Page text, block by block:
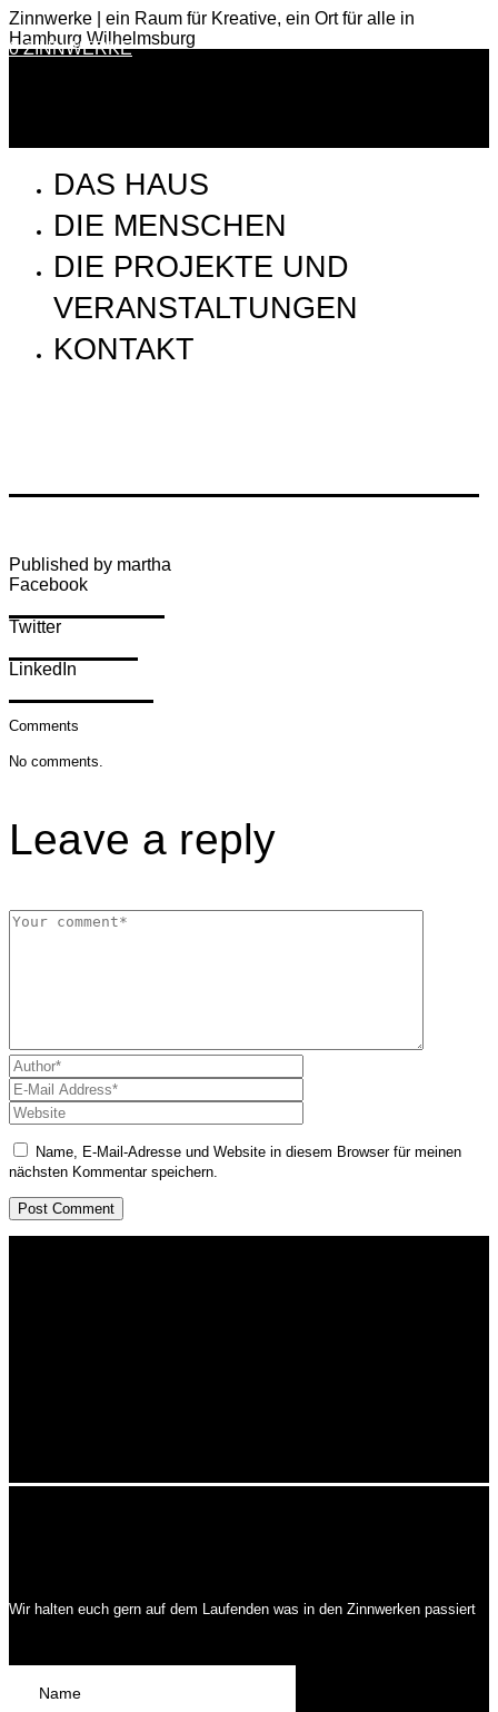
Zinnwerke | ein Raum für Kreative, ein Ort für alle in
Hamburg Wilhelmsburg
0 ZINNWERKE
DAS HAUS
DIE MENSCHEN
DIE PROJEKTE UND
VERANSTALTUNGEN
KONTAKT
Published by martha
Facebook
Twitter
LinkedIn
Comments
No comments.
Leave a reply
Name, E-Mail-Adresse und Website in diesem Browser für meinen
nächsten Kommentar speichern.
Wir halten euch gern auf dem Laufenden was in den Zinnwerken passiert